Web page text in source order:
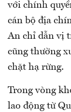
với chính
cán bộ địa
An chỉ dẫn vị
cũng thường
chặt hạ rừng.
Trong vòng
lao động từ